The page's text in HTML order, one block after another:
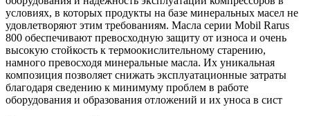
условиях, в которых продукты на базе минеральных масел не
удовлетворяют этим требованиям. Масла серии Mobil Rarus
800 обеспечивают превосходную защиту от износа и очень
высокую стойкость к термоокислительному старению,
намного превосходя минеральные масла. Их уникальная
композиция позволяет снижать эксплуатационные затраты
благодаря сведению к минимуму проблем в работе
оборудования и образования отложений и их уноса в сист